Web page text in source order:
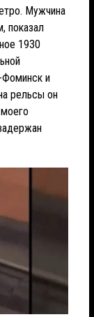
Мужчина
показал
1930
Фоминск и
рельсы он